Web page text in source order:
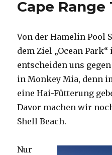
Cape Range
Von der Hamelin Pool
dem Ziel „Ocean
entscheiden uns
in Monkey Mia, denn
eine Hai-Fütterung
Davor machen wir
Shell Beach.
Nur